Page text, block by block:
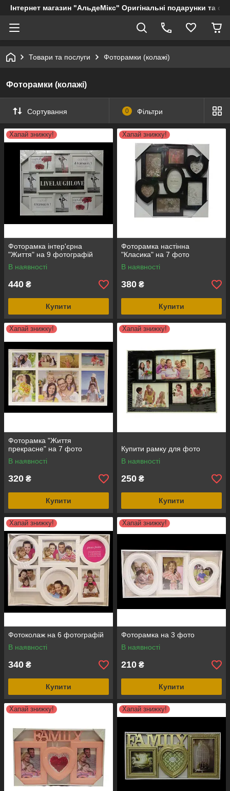
Інтернет магазин "АльдеМікс" Оригінальні подарунки та
Товари та послуги Фоторамки (колажі)
Фоторамки (колажі)
Сортування 0 Фільтри
Хапай знижку!
Фоторамка інтер'єрна
"Життя" на 9 фотографій
В наявності
440 ₴
Купити
Хапай знижку!
Фоторамка настінна
"Класика" на 7 фото
В наявності
380 ₴
Купити
Хапай знижку!
Фоторамка "Життя
прекрасне" на 7 фото
В наявності
320 ₴
Купити
Хапай знижку!
Купити рамку для фото
В наявності
250 ₴
Купити
Хапай знижку!
Фотоколаж на 6 фотографій
В наявності
340 ₴
Купити
Хапай знижку!
Фоторамка на 3 фото
В наявності
210 ₴
Купити
Хапай знижку! Хапай знижку!